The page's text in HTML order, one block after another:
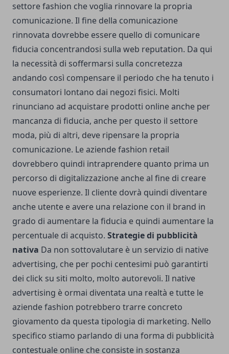
settore fashion che voglia rinnovare la propria
comunicazione. Il fine della comunicazione
rinnovata dovrebbe essere quello di comunicare
fiducia concentrandosi sulla web reputation. Da qui
la necessità di soffermarsi sulla concretezza
andando così compensare il periodo che ha tenuto i
consumatori lontano dai negozi fisici. Molti
rinunciano ad acquistare prodotti online anche per
mancanza di fiducia, anche per questo il settore
moda, più di altri, deve ripensare la propria
comunicazione. Le aziende fashion retail
dovrebbero quindi intraprendere quanto prima un
percorso di digitalizzazione anche al fine di creare
nuove esperienze. Il cliente dovrà quindi diventare
anche utente e avere una relazione con il brand in
grado di aumentare la fiducia e quindi aumentare la
percentuale di acquisto. Strategie di pubblicità
nativa Da non sottovalutare è un servizio di native
advertising, che per pochi centesimi può garantirti
dei click su siti molto, molto autorevoli. Il native
advertising è ormai diventata una realtà e tutte le
aziende fashion potrebbero trarre concreto
giovamento da questa tipologia di marketing. Nello
specifico stiamo parlando di una forma di pubblicità
contestuale online che consiste in sostanza